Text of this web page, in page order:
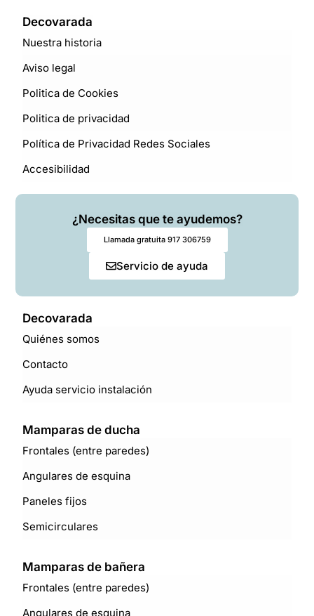
Decovarada
Nuestra historia
Aviso legal
Politica de Cookies
Politica de privacidad
Política de Privacidad Redes Sociales
Accesibilidad
¿Necesitas que te ayudemos?
Llamada gratuita 917 306759
Servicio de ayuda
Decovarada
Quiénes somos
Contacto
Ayuda servicio instalación
Mamparas de ducha
Frontales (entre paredes)
Angulares de esquina
Paneles fijos
Semicirculares
Mamparas de bañera
Frontales (entre paredes)
Angulares de esquina